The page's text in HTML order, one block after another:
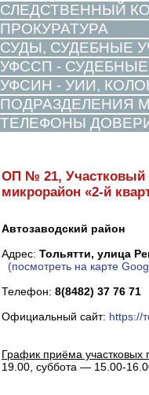
СЛЕДСТВЕННЫЙ
ПРОКУРАТУРА
СУДЫ, СУДЕБНЫЕ
УФССП -
УФСИН - УИИ,
ПОДРАЗДЕЛЕНИЯ
ТЕЛЕФОНЫ
ОП № 21, Участковый
микрорайон «2-й
Автозаводский район
Адрес: Тольятти, улица
(посмотреть на карте
Телефон: 8(8482) 37 76 71
Официальный сайт: https://
График приёма участковых
19.00, суббота — 15.00-